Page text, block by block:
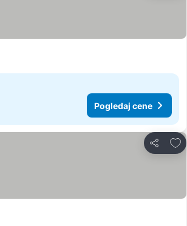
Pogledaj cene
Deli